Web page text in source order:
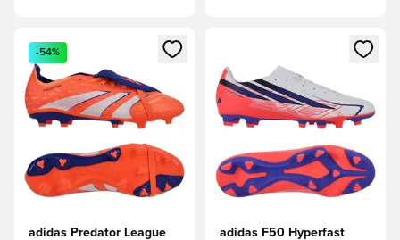
Megnyit egy modált a bejelentkezéshez vagy a tagként
-54%
adidas Predator League
Megnyit egy modált a
adidas F50 Hyperfast